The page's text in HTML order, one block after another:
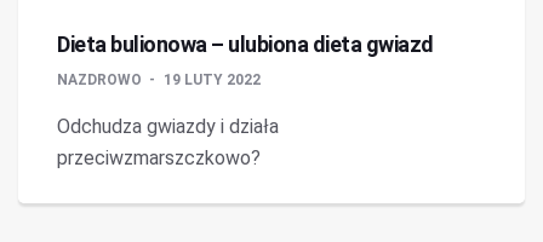
Dieta bulionowa – ulubiona dieta gwiazd
NAZDROWO 19 LUTY 2022
Odchudza gwiazdy i działa
przeciwzmarszczkowo?